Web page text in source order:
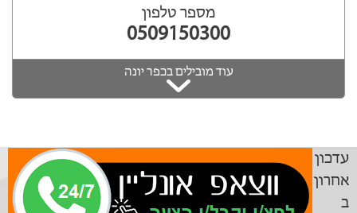
מספר טלפון
0509150300
עוד מובילים בכפר יונה
עדכון
אחרון
ב